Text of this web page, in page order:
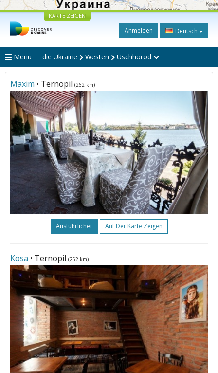
KARTE ZEIGEN
Anmelden Deutsch
Menu die Ukraine Westen Uschhorod
Maxim • Ternopil (262 km)
Ausführlicher Auf Der Karte Zeigen
Kosa • Ternopil (262 km)